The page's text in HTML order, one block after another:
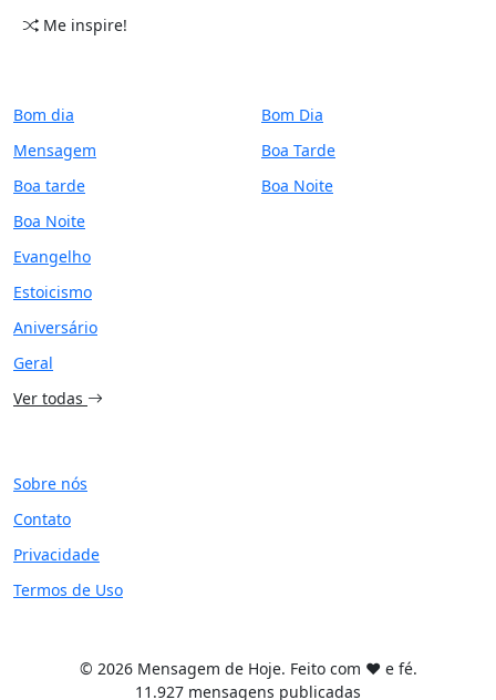
Me inspire!
Bom dia
Mensagem
Boa tarde
Boa Noite
Evangelho
Estoicismo
Aniversário
Geral
Ver todas
Bom Dia
Boa Tarde
Boa Noite
Sobre nós
Contato
Privacidade
Termos de Uso
© 2026 Mensagem de Hoje. Feito com ❤️ e fé.
11.927 mensagens publicadas